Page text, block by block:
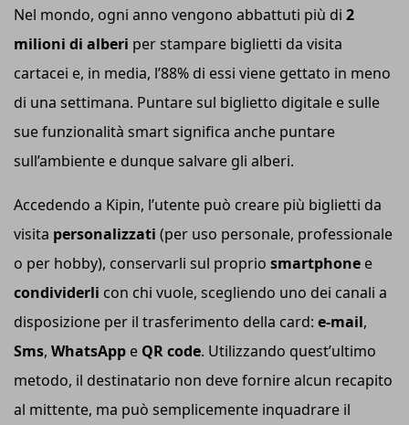
Nel mondo, ogni anno vengono abbattuti più di 2
milioni di alberi per stampare biglietti da visita
cartacei e, in media, l’88% di essi viene gettato in meno
di una settimana. Puntare sul biglietto digitale e sulle
sue funzionalità smart significa anche puntare
sull’ambiente e dunque salvare gli alberi.
Accedendo a Kipin, l’utente può creare più biglietti da
visita personalizzati (per uso personale, professionale
o per hobby), conservarli sul proprio smartphone e
condividerli con chi vuole, scegliendo uno dei canali a
disposizione per il trasferimento della card: e-mail,
Sms, WhatsApp e QR code. Utilizzando quest’ultimo
metodo, il destinatario non deve fornire alcun recapito
al mittente, ma può semplicemente inquadrare il